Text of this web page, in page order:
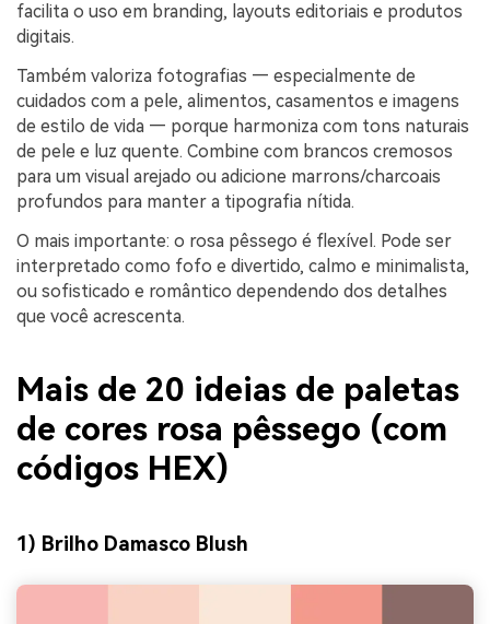
facilita o uso em branding, layouts editoriais e produtos
digitais.
Também valoriza fotografias — especialmente de
cuidados com a pele, alimentos, casamentos e imagens
de estilo de vida — porque harmoniza com tons naturais
de pele e luz quente. Combine com brancos cremosos
para um visual arejado ou adicione marrons/charcoais
profundos para manter a tipografia nítida.
O mais importante: o rosa pêssego é flexível. Pode ser
interpretado como fofo e divertido, calmo e minimalista,
ou sofisticado e romântico dependendo dos detalhes
que você acrescenta.
Mais de 20 ideias de paletas
de cores rosa pêssego (com
códigos HEX)
1) Brilho Damasco Blush